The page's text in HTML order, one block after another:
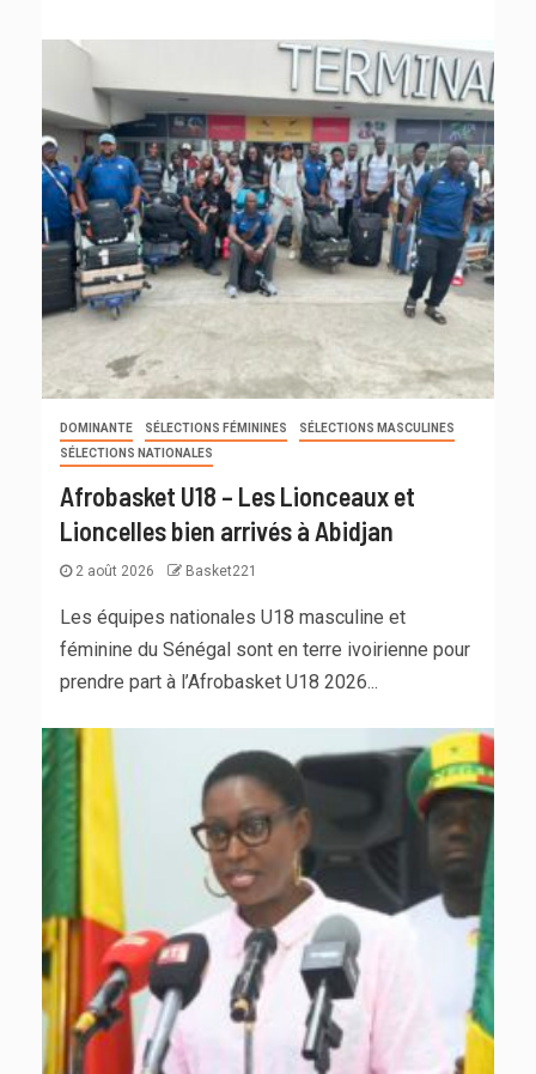
DOMINANTE SÉLECTIONS FÉMININES
SÉLECTIONS MASCULINES
SÉLECTIONS NATIONALES
Afrobasket U18 – Les Lionceaux et
Lioncelles bien arrivés à Abidjan
2 août 2026 Basket221
Les équipes nationales U18 masculine et
féminine du Sénégal sont en terre ivoirienne pour
prendre part à l’Afrobasket U18 2026...